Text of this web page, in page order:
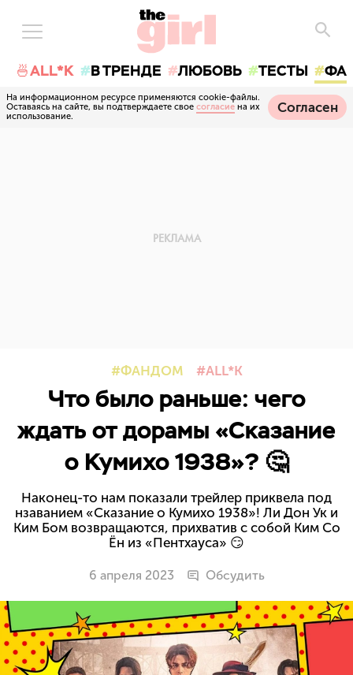
🍜ALL*K В ТРЕНДЕ ЛЮБОВЬ ТЕСТЫ
На информационном ресурсе применяются cookie-файлы.
Оставаясь на сайте, вы подтверждаете свое согласие на их
использование.
Согласен
ФАНДОМ ALL*K
Что было раньше: чего
ждать от дорамы «Сказание
о Кумихо 1938»? 🤔
Наконец-то нам показали трейлер приквела под
нзаванием «Сказание о Кумихо 1938»! Ли Дон Ук и
Ким Бом возвращаются, прихватив с собой Ким Со
Ён из «Пентхауса» 😏
6 апреля 2023 Обсудить